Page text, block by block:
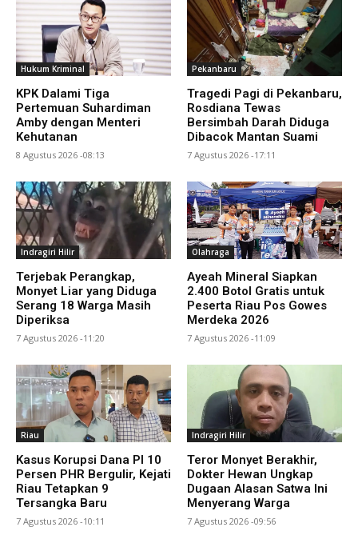
Hukum Kriminal
KPK Dalami Tiga
Pertemuan Suhardiman
Amby dengan Menteri
Kehutanan
8 Agustus 2026 -08:13
Pekanbaru
Tragedi Pagi di Pekanbaru,
Rosdiana Tewas
Bersimbah Darah Diduga
Dibacok Mantan Suami
7 Agustus 2026 -17:11
Indragiri Hilir
Terjebak Perangkap,
Monyet Liar yang Diduga
Serang 18 Warga Masih
Diperiksa
7 Agustus 2026 -11:20
Olahraga
Ayeah Mineral Siapkan
2.400 Botol Gratis untuk
Peserta Riau Pos Gowes
Merdeka 2026
7 Agustus 2026 -11:09
Riau
Kasus Korupsi Dana PI 10
Persen PHR Bergulir, Kejati
Riau Tetapkan 9
Tersangka Baru
7 Agustus 2026 -10:11
Indragiri Hilir
Teror Monyet Berakhir,
Dokter Hewan Ungkap
Dugaan Alasan Satwa Ini
Menyerang Warga
7 Agustus 2026 -09:56